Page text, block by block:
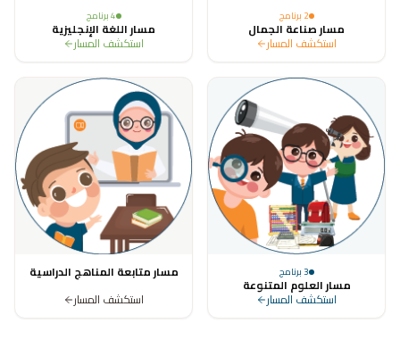
2 برنامج
مسار صناعة الجمال
استكشف المسار
4برنامج
مسار اللغة الإنجليزية
استكشف المسار
3برنامج
مسار العلوم المتنوعة
استكشف المسار
مسار متابعة المناهج الدراسية
استكشف المسار